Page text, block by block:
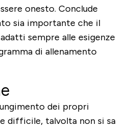
onesto. Conclude
sia importante che il
sempre alle esigenze
di allenamento
dei propri
difficile, talvolta non si sa